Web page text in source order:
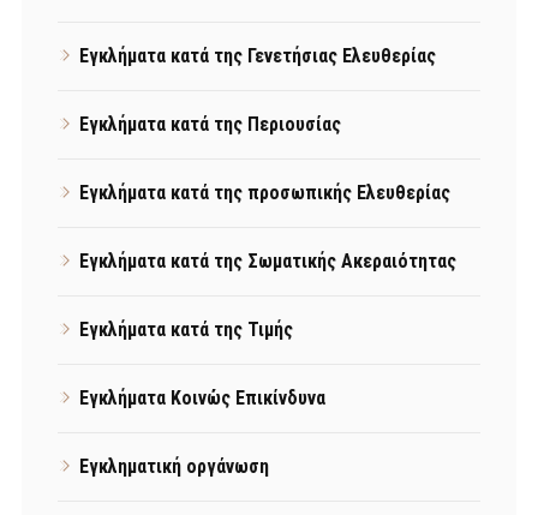
Εγκλήματα κατά της Γενετήσιας Ελευθερίας
Εγκλήματα κατά της Περιουσίας
Εγκλήματα κατά της προσωπικής Ελευθερίας
Εγκλήματα κατά της Σωματικής Ακεραιότητας
Εγκλήματα κατά της Τιμής
Εγκλήματα Κοινώς Επικίνδυνα
Εγκληματική οργάνωση